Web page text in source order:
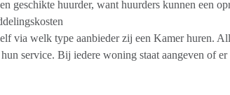
geschikte huurder, want huurders kunnen een
via welk type aanbieder zij een Kamer huren.
service. Bij iedere woning staat aangeven of